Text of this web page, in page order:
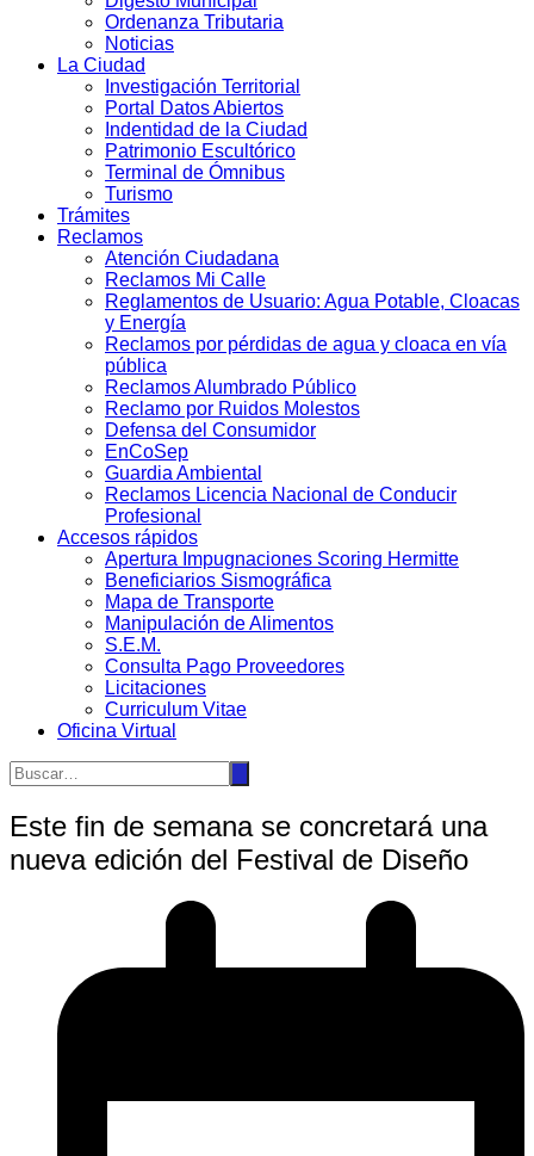
Ordenanza Tributaria
Noticias
La Ciudad
Investigación Territorial
Portal Datos Abiertos
Indentidad de la Ciudad
Patrimonio Escultórico
Terminal de Ómnibus
Turismo
Trámites
Reclamos
Atención Ciudadana
Reclamos Mi Calle
Reglamentos de Usuario: Agua Potable, Cloacas
y Energía
Reclamos por pérdidas de agua y cloaca en vía
pública
Reclamos Alumbrado Público
Reclamo por Ruidos Molestos
Defensa del Consumidor
EnCoSep
Guardia Ambiental
Reclamos Licencia Nacional de Conducir
Profesional
Accesos rápidos
Apertura Impugnaciones Scoring Hermitte
Beneficiarios Sismográfica
Mapa de Transporte
Manipulación de Alimentos
S.E.M.
Consulta Pago Proveedores
Licitaciones
Curriculum Vitae
Oficina Virtual
Este fin de semana se concretará una
nueva edición del Festival de Diseño